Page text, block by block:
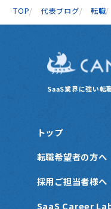
TOP 代表ブログ 転職
SaaS業界に強い転
トップ
転職希望者の方へ
採用ご担当者様へ
SaaS Career